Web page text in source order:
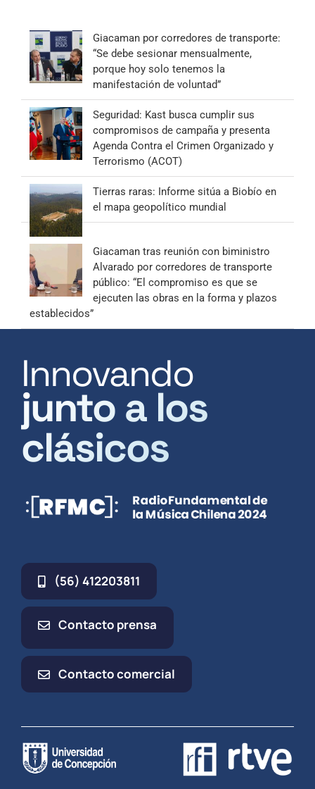
Giacaman por corredores de transporte:
“Se debe sesionar mensualmente,
porque hoy solo tenemos la
manifestación de voluntad”
Seguridad: Kast busca cumplir sus
compromisos de campaña y presenta
Agenda Contra el Crimen Organizado y
Terrorismo (ACOT)
Tierras raras: Informe sitúa a Biobío en
el mapa geopolítico mundial
Giacaman tras reunión con biministro
Alvarado por corredores de transporte
público: “El compromiso es que se
ejecuten las obras en la forma y plazos
establecidos”
Innovando
junto a los
clásicos
(56) 412203811
Contacto prensa
Contacto comercial